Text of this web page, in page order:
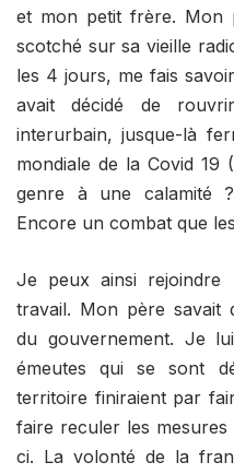
et mon petit frère. Mon
scotché sur sa vieille
les 4 jours, me fais
avait décidé de
interurbain, jusque-là
mondiale de la Covid
genre à une calamité
Encore un combat que
Je peux ainsi rejoindre
travail. Mon père savait
du gouvernement. Je
émeutes qui se sont
territoire finiraient par
faire reculer les
ci. La volonté de la